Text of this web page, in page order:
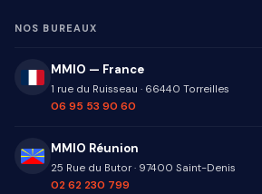
NOS BUREAUX
MMIO — France
1 rue du Ruisseau · 66440 Torreilles
06 95 53 90 60
MMIO Réunion
25 Rue du Butor· 97400 Saint-Denis
02 62 230 799